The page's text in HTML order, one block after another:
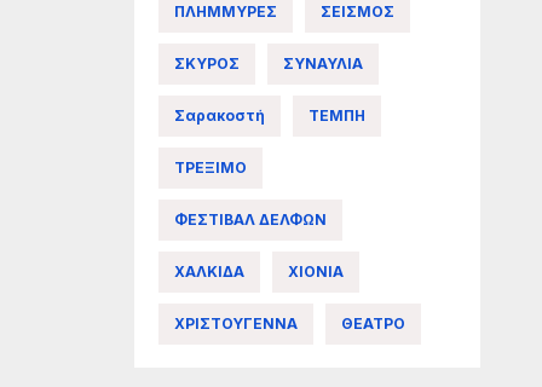
ΠΛΗΜΜΥΡΕΣ ΣΕΙΣΜΟΣ
ΣΚΥΡΟΣ ΣΥΝΑΥΛΙΑ
Σαρακοστή ΤΕΜΠΗ
ΤΡΕΞΙΜΟ
ΦΕΣΤΙΒΑΛ ΔΕΛΦΩΝ
ΧΑΛΚΙΔΑ ΧΙΟΝΙΑ
ΧΡΙΣΤΟΥΓΕΝΝΑ ΘΕΑΤΡΟ